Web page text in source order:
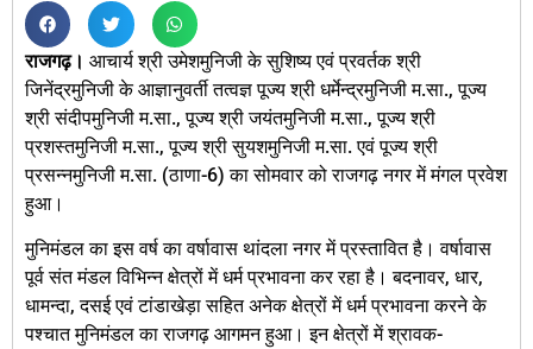
राजगढ़। आचार्य श्री उमेशमुनिजी के सुशिष्य एवं प्रवर्तक श्री
जिनेंद्रमुनिजी के आज्ञानुवर्ती तत्वज्ञ पूज्य श्री धर्मेन्द्रमुनिजी म.सा., पूज्य
श्री संदीपमुनिजी म.सा., पूज्य श्री जयंतमुनिजी म.सा., पूज्य श्री
प्रशस्तमुनिजी म.सा., पूज्य श्री सुयशमुनिजी म.सा. एवं पूज्य श्री
प्रसन्नमुनिजी म.सा. (ठाणा-6) का सोमवार को राजगढ़ नगर में मंगल प्रवेश
हुआ।
मुनिमंडल का इस वर्ष का वर्षावास थांदला नगर में प्रस्तावित है। वर्षावास
पूर्व संत मंडल विभिन्न क्षेत्रों में धर्म प्रभावना कर रहा है। बदनावर, धार,
धामन्दा, दसई एवं टांडाखेड़ा सहित अनेक क्षेत्रों में धर्म प्रभावना करने के
पश्चात मुनिमंडल का राजगढ़ आगमन हुआ। इन क्षेत्रों में श्रावक-